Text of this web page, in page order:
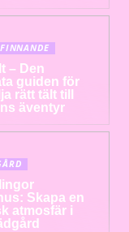
– Den
guiden för
rätt tält till
äventyr
Skapa en
atmosfär i